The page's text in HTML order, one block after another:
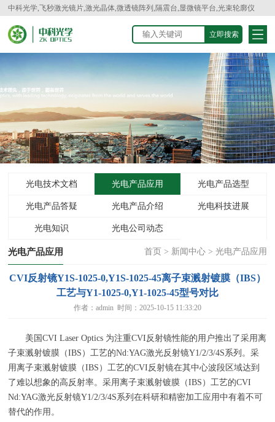
中科光学,飞秒激光镜片,激光晶体,微透镜阵列,隔震台,显微镜平台,光束轮廓仪
光电技术文档 光电产品应用 光电产品选型
光电产品答疑 光电产品介绍 光电科技进展
光电知识 光电公司动态
光电产品应用 首页 > 新闻中心> 光电产品应用
CVI反射镜Y1S-1025-0,Y1S-1025-45离子束溅射镀膜（IBS）
工艺与Y1-1025-0,Y1-1025-45型号对比
作者：admin 时间：2025-10-15 11:33:20
美国CVI Laser Optics 为注重CVI反射镜性能的用户推出了采用离
子束溅射镀膜（IBS ）工艺的Nd:YAG激光反射镜Y1/2/3/4S系列。采
用离子束溅射镀膜（IBS ）工艺的CVI反射镜在其中心波段区域达到
了难以想象的高反射率。采用离子束溅射镀膜（IBS ）工艺的CVI
Nd:YAG激光反射镜Y1/2/3/4S系列在科研和精密加工应用中有着不可
替代的作用。